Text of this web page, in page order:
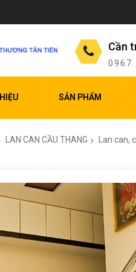
Cần
0967
SẢN PHẨM
LAN CAN CẦU THANG Lan can,